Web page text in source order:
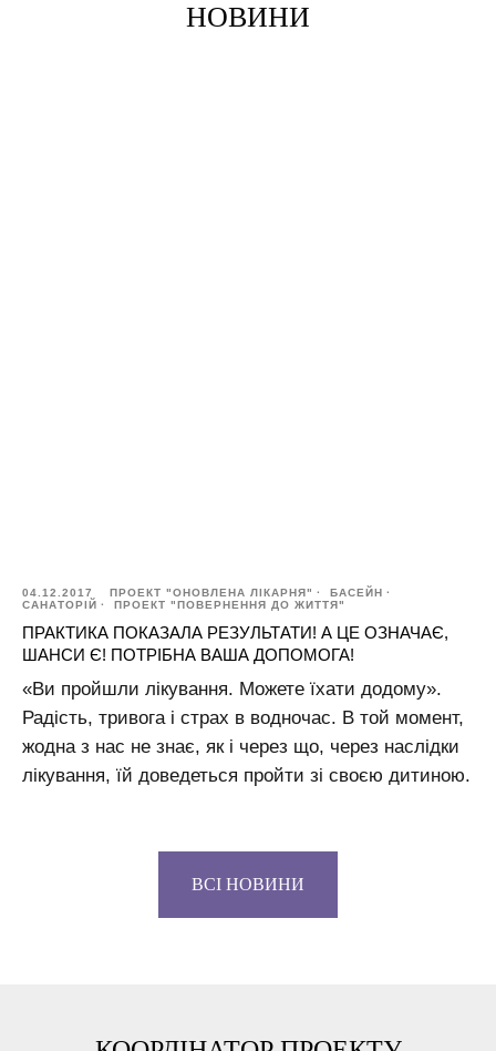
НОВИНИ
04.12.2017 ПРОЕКТ "ОНОВЛЕНА ЛІКАРНЯ"
БАСЕЙН
САНАТОРІЙ
ПРОЕКТ "ПОВЕРНЕННЯ ДО ЖИТТЯ"
ПРАКТИКА ПОКАЗАЛА РЕЗУЛЬТАТИ! А ЦЕ ОЗНАЧАЄ,
ШАНСИ Є! ПОТРІБНА ВАША ДОПОМОГА!
«Ви пройшли лікування. Можете їхати додому».
Радість, тривога і страх в водночас. В той момент,
жодна з нас не знає, як і через що, через наслідки
лікування, їй доведеться пройти зі своєю дитиною.
ВСІ НОВИНИ